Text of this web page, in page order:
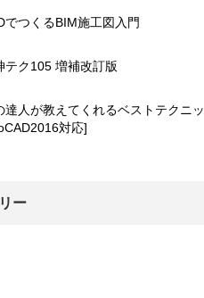
でつくるBIM施工図入門
テク105 増補改訂版
達人が教えてくれるベストテクニッ
対応]
ー